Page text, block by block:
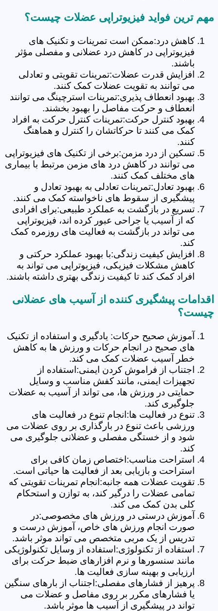
مهم ترین فواید فیزیوتراپی عضلات چیست؟
کاهش درد:ممکن است تمرینات و تکنیک های
فیزیوتراپی در کاهش درد عضلانی و مفصلی مؤثر
باشند.
افزایش قدرت عضلات:تمرینات تقویتی و تعادلی
می توانند به تقویت عضلات کمک کنند.
بهبود انعطاف پذیری:تمرینات استرچینگ می توانند
انعطاف و حرکت مفاصل را بهبود بخشند.
بهبود کنترل حرکت:تمرینات کنترل حرکت به افراد
کمک می کنند تا حرکاتشان را کنترل و هماهنگ
کنند.
تسکین از درد مزمن:برخی از تکنیک های فیزیوتراپی
می توانند در کاهش درد های مزمن مرتبط با بیماری
های مختلف کمک کنند.
بهبود تعادل:تمرینات تعادلی به بهبود تعادل و
پیشگیری از سقوط های ناخواسته کمک می کنند.
تسریع در بازگشت به عملکرد طبیعی:برای افرادی
که از آسیب یا جراحی عبور کرده اند، فیزیوتراپی
می تواند در بازگشت به فعالیت های روزمره کمک
کند.
افزایش کیفیت زندگی:با بهبود عملکرد حرکتی و
کاهش مشکلات فیزیکی، فیزیوتراپی می تواند به
افراد کمک کند تا کیفیت زندگی بهتری داشته باشند.
اقدامات پیشگیری کننده از آسیب های عضلانی
چیست؟
آموزش صحیح حرکات: یادگیری و استفاده از تکنیک
های صحیح در انجام حرکات و ورزش ها به کاهش
خطر آسیب عضلات کمک می کند.
اجتناب از فراموش کردن ایمنی:استفاده از
تجهیزات ایمنی، مانند کفش مناسب و وسایل
حمایتی در ورزش ها، می تواند از آسیب به عضلات
جلوگیری کند.
تنوع در فعالیت ها:انجام تنوع در فعالیت های
ورزشی باعث تنوع در بارگذاری بر روی عضلات می
شود و از خستگی مفصلی و عضلانی جلوگیری می
کند.
استراحت مناسب:اختصاص زمان کافی برای
استراحت و بازیابی بعد از فعالیت ها حیاتی است.
تقویت عضلات همه جانبه:انجام تمرینات تقویتی که
تمامی عضلات را درگیر کند، به توازن و استحکام
کلی بدن کمک می کند.
آموزش درستی در ورزش های مخصوصی:در
صورت انجام ورزش های خاص، آموزش درست و
تدریس از یک مربی متخصص می تواند موثر باشد.
استفاده از تکنولوژی:استفاده از وسایل تکنولوژیکی
مانند سنسورها و نرم افزارهای ضبط حرکت برای
ارزیابی و بهینه سازی فعالیت ها.
پرهیز از فشارهای مفصلی:اجتناب از بارهای سنگین
یا فشارهای مکرر بر روی مفاصل و عضلات می
تواند در پیشگیری از آسیب ها موثر باشد.